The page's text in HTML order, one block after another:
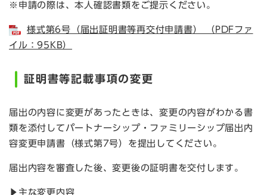
※申請の際は、本人確認書類をご提示ください。
様式第6号（届出証明書等再交付申請書） （PDFファ
イル：95KB）
証明書等記載事項の変更
届出の内容に変更があったときは、変更の内容がわかる書
類を添付してパートナーシップ・ファミリーシップ届出内
容変更申請書（様式第7号）を提出してください。
届出内容を審査した後、変更後の証明書を交付します。
▶主な変更内容